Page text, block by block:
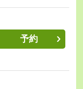
予約